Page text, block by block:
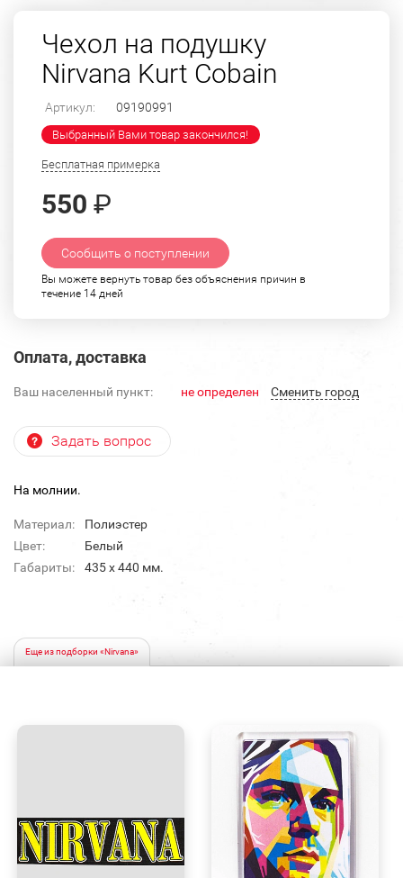
Чехол на подушку
Nirvana Kurt Cobain
Артикул: 09190991
Выбранный Вами товар закончился!
Бесплатная примерка
550 ₽
Сообщить о поступлении
Вы можете вернуть товар без объяснения причин в
течение 14 дней
Оплата, доставка
Ваш населенный пункт: не определен Cменить город
Задать вопрос
На молнии.
Материал:
Полиэстер
Цвет:
Белый
Габариты:
435 х 440 мм.
Еще из подборки «Nirvana»